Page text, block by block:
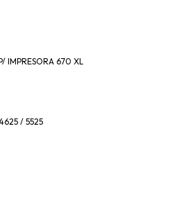
IMPRESORA 670 XL
/ 5525